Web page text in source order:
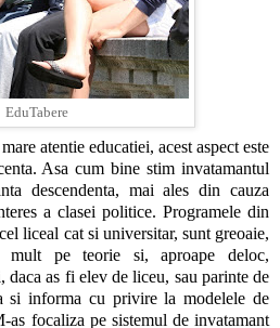
EduTabere
atentie educatiei, acest aspect este
Asa cum bine stim invatamantul
descendenta, mai ales din cauza
a clasei politice. Programele din
liceal cat si universitar, sunt greoaie,
mult pe teorie si, aproape deloc,
daca as fi elev de liceu, sau parinte de
si informa cu privire la modelele de
as focaliza pe sistemul de invatamant